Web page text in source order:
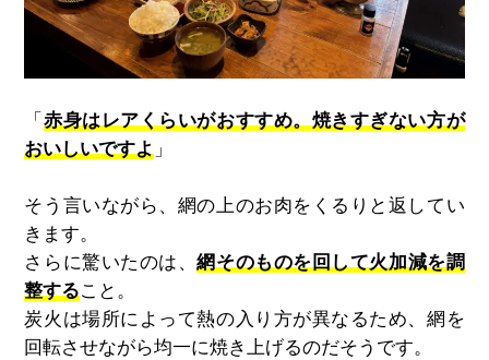
「 赤身はレアくらいがおすすめ。焼きすぎない方が
おいしいですよ 」
そう言いながら、網の上のお肉をくるりと返してい
きます。
さらに驚いたのは、網そのものを回して火加減を調
整すること。
炭火は場所によって熱の入り方が異なるため、網を
回転させながら均一に焼き上げるのだそうです。